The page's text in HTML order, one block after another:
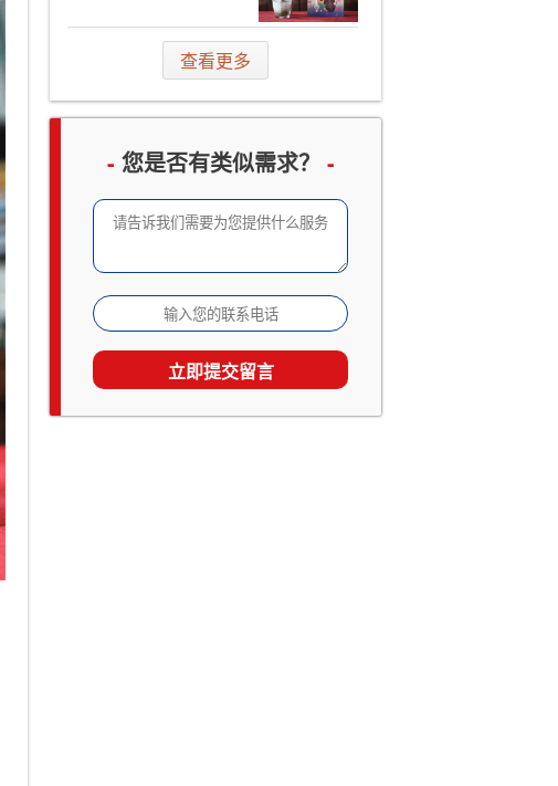
领导工作影集定制
企业邮册设计定制
成长留念及成人礼相册
已有 2533 人查看
家庭及生日相册影集
已有 1867 人查看
旅行照片书定制
已有 1538 人查看
查看更多
- 您是否有类似需求？ -